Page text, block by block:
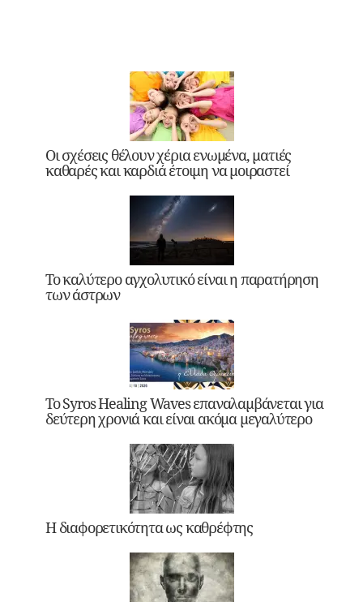
Οι σχέσεις θέλουν χέρια ενωμένα, ματιές
καθαρές και καρδιά έτοιμη να μοιραστεί
Το καλύτερο αγχολυτικό είναι η παρατήρηση
των άστρων
Το Syros Healing Waves επαναλαμβάνεται για
δεύτερη χρονιά και είναι ακόμα μεγαλύτερο
Η διαφορετικότητα ως καθρέφτης